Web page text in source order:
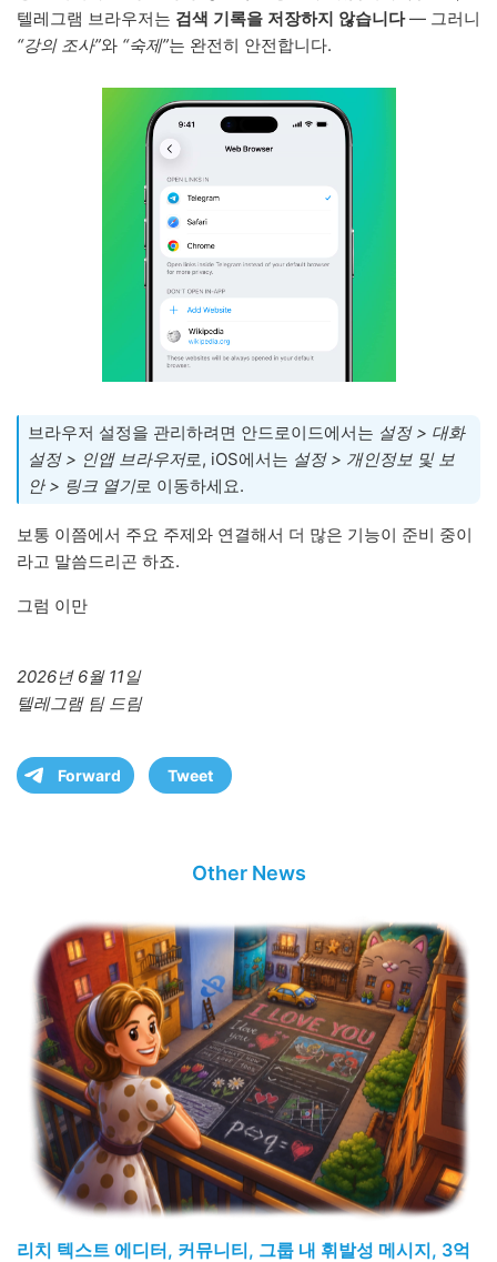
텔레그램 브라우저는 검색 기록을 저장하지 않습니다— 그러니
“강의 조사”와 “숙제”는 완전히 안전합니다.
브라우저 설정을 관리하려면 안드로이드에서는 설정 > 대화
설정 > 인앱 브라우저로, iOS에서는 설정 > 개인정보 및 보
안 > 링크 열기로 이동하세요.
보통 이쯤에서 주요 주제와 연결해서 더 많은 기능이 준비 중이
라고 말씀드리곤 하죠.
그럼 이만
2026년 6월 11일
텔레그램 팀 드림
Forward Tweet
Other News
리치 텍스트 에디터, 커뮤니티, 그룹 내 휘발성 메시지, 3억